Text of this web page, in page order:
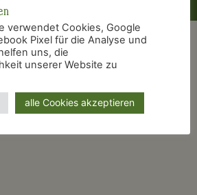
verwendet Cookies, Google
Pixel für die Analyse und
uns, die
unserer Website zu
alle Cookies akzeptieren